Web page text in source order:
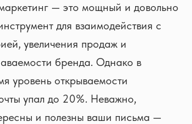
— это мощный и довольно
для взаимодействия с
увеличения продаж и
бренда. Однако в
уровень открываемости
упал до 20%. Неважно,
и полезны ваши письма —